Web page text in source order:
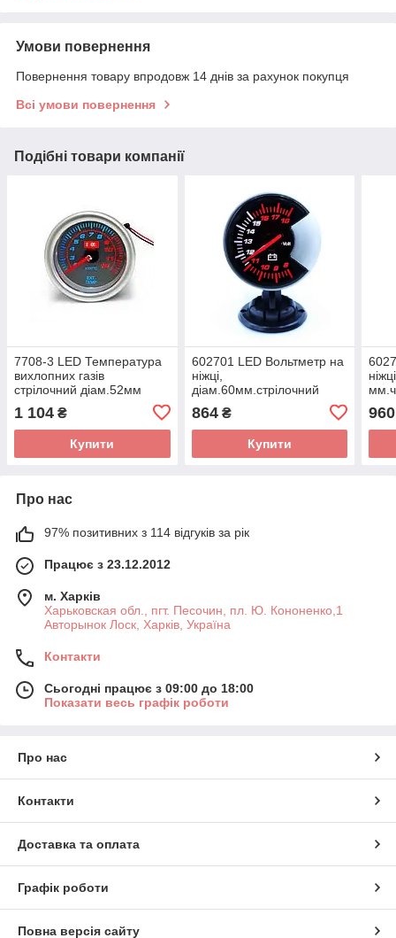
Умови повернення
Повернення товару впродовж 14 днів за рахунок покупця
Всі умови повернення
Подібні товари компанії
7708-3 LED Температура
вихлопних газів
стрілочний діам.52мм
1 104 ₴
Купити
602701 LED Вольтметр на
ніжці,
діам.60мм.стрілочний
864₴
Купити
960
Про нас
97% позитивних з 114 відгуків за рік
Працює з 23.12.2012
м. Харків
Харьковская обл., пгт. Песочин, пл. Ю. Кононенко,1
Авторынок Лоск, Харків, Україна
Контакти
Сьогодні працює з 09:00 до 18:00
Показати весь графік роботи
Про нас
Контакти
Доставка та оплата
Графік роботи
Повна версія сайту